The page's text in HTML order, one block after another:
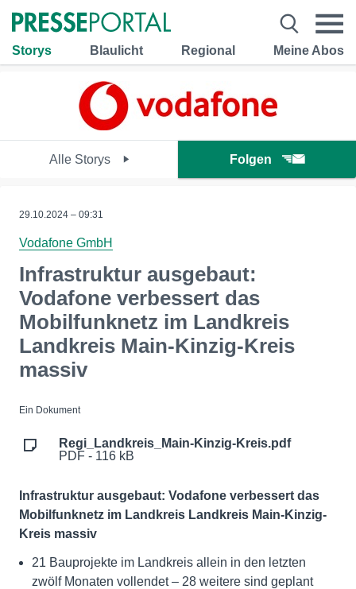
Storys Blaulicht Regional Meine Abos
Alle Storys Folgen
29.10.2024 – 09:31
Vodafone GmbH
Infrastruktur ausgebaut:
Vodafone verbessert das
Mobilfunknetz im Landkreis
Landkreis Main-Kinzig-Kreis
massiv
Ein Dokument
Regi_Landkreis_Main-Kinzig-Kreis.pdf
PDF - 116 kB
Infrastruktur ausgebaut: Vodafone verbessert das
Mobilfunknetz im Landkreis Landkreis Main-Kinzig-
Kreis massiv
21 Bauprojekte im Landkreis allein in den letzten
zwölf Monaten vollendet – 28 weitere sind geplant